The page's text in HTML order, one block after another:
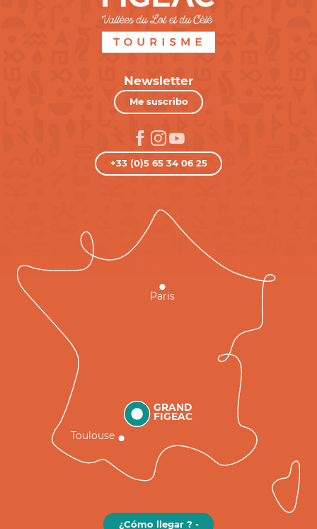
Newsletter
Me suscribo
+33 (0)5 65 34 06 25
GRAND
FIGEAC
Toulouse
Paris
¿Cómo llegar ? -